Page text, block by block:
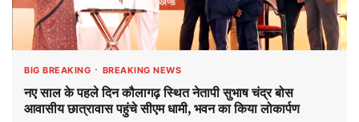
BIG BREAKING BREAKING NEWS
नए साल के पहले दिन कौलागढ़ स्थित नेतापी सुभाष चंद्र बोस
आवासीय छात्रावास पहुंचे सीएम धामी, भवन का किया लोकार्पण